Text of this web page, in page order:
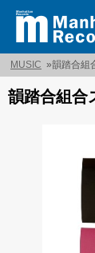
MUSIC »韻踏合組
韻踏合組合